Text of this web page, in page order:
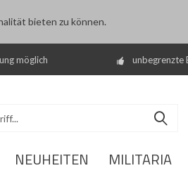
bieten zu können.
möglich unbegrenzte
NEUHEITEN MILITARIA